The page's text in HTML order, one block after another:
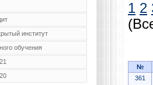
институт
обучения
1 2
№
361